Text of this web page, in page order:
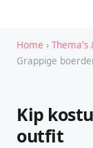
Home › Thema's
Grappige
Kip
outfit